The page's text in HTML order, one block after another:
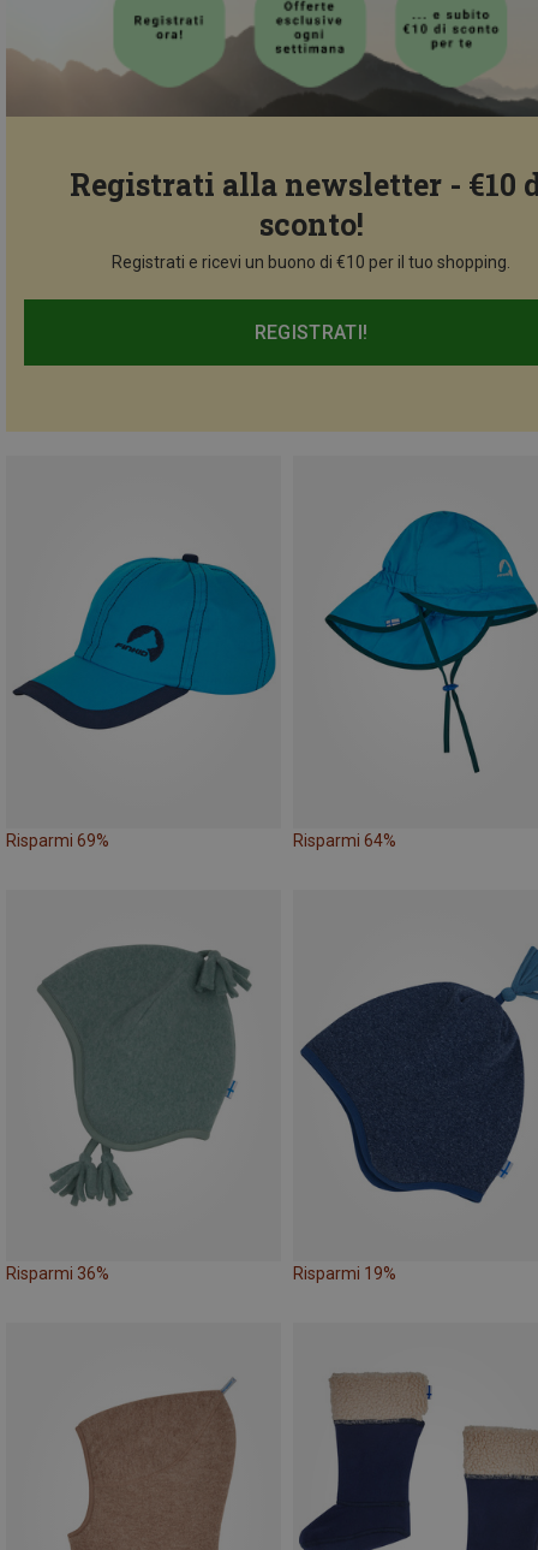
Registrati alla newsletter - €10
sconto!
Registrati e ricevi un buono di €10 per il tuo shopping.
REGISTRATI!
Risparmi 69% Risparmi 64%
Risparmi 36% Risparmi 19%